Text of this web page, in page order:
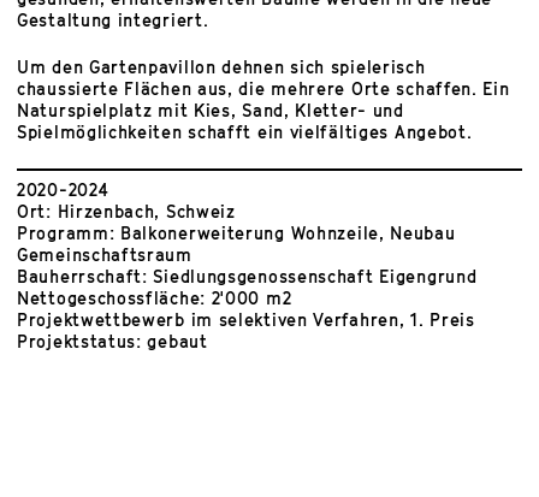
Gestaltung integriert.
Um den Gartenpavillon dehnen sich spielerisch
chaussierte Flächen aus, die mehrere Orte schaffen. Ein
Naturspielplatz mit Kies, Sand, Kletter- und
Spielmöglichkeiten schafft ein vielfältiges Angebot.
2020-2024
Ort: Hirzenbach, Schweiz
Programm: Balkonerweiterung Wohnzeile, Neubau
Gemeinschaftsraum
Bauherrschaft: Siedlungsgenossenschaft Eigengrund
Nettogeschossfläche: 2'000 m2
Projektwettbewerb im selektiven Verfahren, 1. Preis
Projektstatus: gebaut